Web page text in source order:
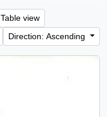
Table view
Direction: Ascending